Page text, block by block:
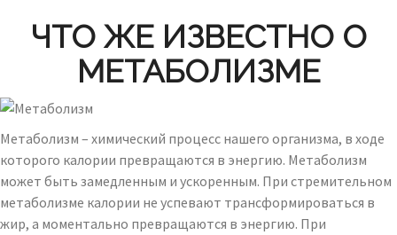
ЧТО ЖЕ ИЗВЕСТНО О
МЕТАБОЛИЗМЕ
Метаболизм – химический процесс нашего организма, в ходе
которого калории превращаются в энергию. Метаболизм
может быть замедленным и ускоренным. При стремительном
метаболизме калории не успевают трансформироваться в
жир, а моментально превращаются в энергию. При